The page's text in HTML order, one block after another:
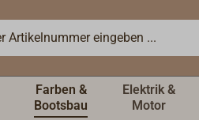
Farben &
Bootsbau
Elektrik &
Motor